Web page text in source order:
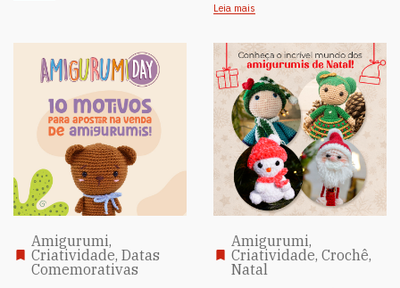
Leia mais
Amigurumi,
Criatividade, Datas
Comemorativas
Amigurumi,
Criatividade, Crochê,
Natal